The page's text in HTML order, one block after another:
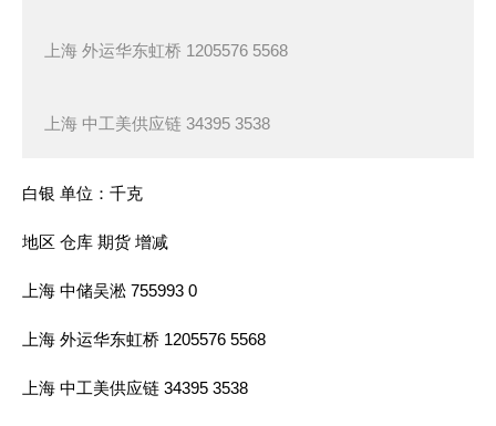
上海 外运华东虹桥 1205576 5568
上海 中工美供应链 34395 3538
白银 单位：千克
地区 仓库 期货 增减
上海 中储吴淞 755993 0
上海 外运华东虹桥 1205576 5568
上海 中工美供应链 34395 3538